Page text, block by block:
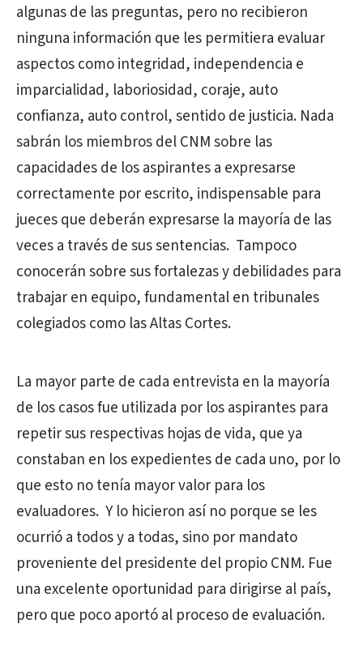
algunas de las preguntas, pero no recibieron
ninguna información que les permitiera evaluar
aspectos como integridad, independencia e
imparcialidad, laboriosidad, coraje, auto
confianza, auto control, sentido de justicia. Nada
sabrán los miembros del CNM sobre las
capacidades de los aspirantes a expresarse
correctamente por escrito, indispensable para
jueces que deberán expresarse la mayoría de las
veces a través de sus sentencias. Tampoco
conocerán sobre sus fortalezas y debilidades para
trabajar en equipo, fundamental en tribunales
colegiados como las Altas Cortes.
La mayor parte de cada entrevista en la mayoría
de los casos fue utilizada por los aspirantes para
repetir sus respectivas hojas de vida, que ya
constaban en los expedientes de cada uno, por lo
que esto no tenía mayor valor para los
evaluadores. Y lo hicieron así no porque se les
ocurrió a todos y a todas, sino por mandato
proveniente del presidente del propio CNM. Fue
una excelente oportunidad para dirigirse al país,
pero que poco aportó al proceso de evaluación.